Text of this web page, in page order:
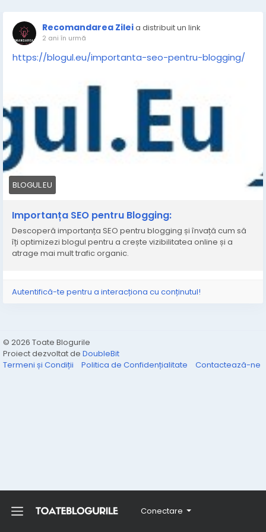
Conectare
Recomandarea Zileia distribuit un link
2 ani în urmă
https://blogul.eu/importanta-seo-pentru-blogging/
BLOGUL.EU
Importanța SEO pentru Blogging:
Descoperă importanța SEO pentru blogging și învață cum să
îți optimizezi blogul pentru a crește vizibilitatea online și a
atrage mai mult trafic organic.
Autentifică-te pentru a interacționa cu conținutul!
© 2026 Toate Blogurile
Proiect dezvoltat de DoubleBit
Termeni și Condiții
Politica de Confidențialitate Contactează-ne